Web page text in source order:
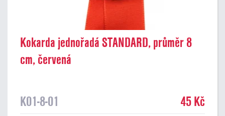
Kokarda jednořadá STANDARD, průměr 8
cm, červená
K01-8-01 45 Kč